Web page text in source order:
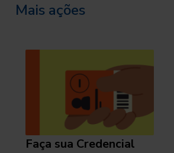
Mais ações
Faça sua Credencial